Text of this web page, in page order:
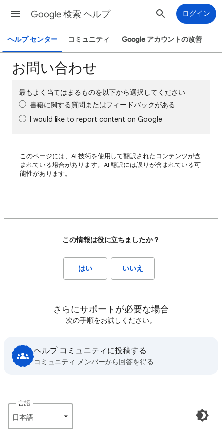
Google 検索 ヘルプ ログイン
ヘルプ センター コミュニティ Google アカウントの改善
お問い合わせ
最もよく当てはまるものを以下から選択してください
書籍に関する質問またはフィードバックがある
I would like to report content on Google
このページには、AI 技術を使用して翻訳されたコンテンツが含
まれている場合があります。AI 翻訳には誤りが含まれている可
能性があります。
この情報は役に立ちましたか？
はい いいえ
さらにサポートが必要な場合
次の手順をお試しください。
ヘルプ コミュニティに投稿する
コミュニティ メンバーから回答を得る
言語
日本語‎